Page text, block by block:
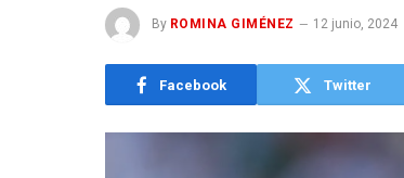
By ROMINA GIMÉNEZ 12 junio, 2024
Facebook Twitter